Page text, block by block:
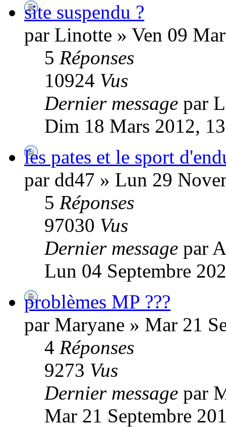
site suspendu ?
par Linotte » Ven 09
5 Réponses
10924 Vus
Dernier message par
Dim 18 Mars 2012,
les pates et le sport
par dd47 » Lun 29
5 Réponses
97030 Vus
Dernier message par
Lun 04 Septembre
problèmes MP ???
par Maryane » Mar 21
4 Réponses
9273 Vus
Dernier message par
Mar 21 Septembre